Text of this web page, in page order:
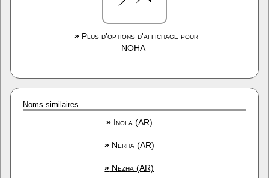
»Plus d'options d'affichage pour
NOHA
Noms similaires
»Inola (AR)
»Nerha (AR)
» Nezha (AR)